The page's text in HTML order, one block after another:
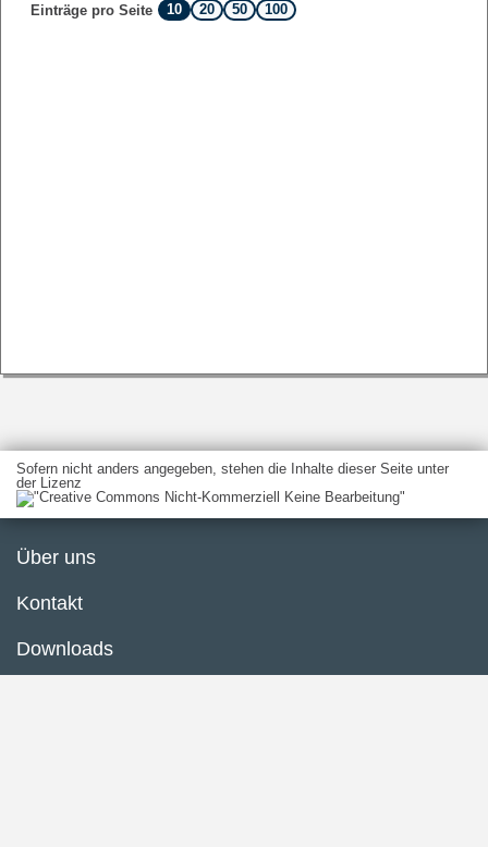
Einträge pro Seite
10 20 50 100
Sofern nicht anders angegeben, stehen die Inhalte dieser Seite unter
der Lizenz
Über uns
Kontakt
Downloads